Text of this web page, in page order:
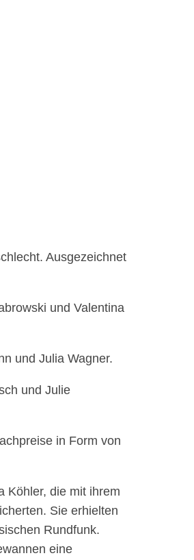
Ausgezeichnet
und Valentina
und Julia Wagner.
und Julie
in Form von
Köhler, die mit ihrem
Sie erhielten
Rundfunk.
eine